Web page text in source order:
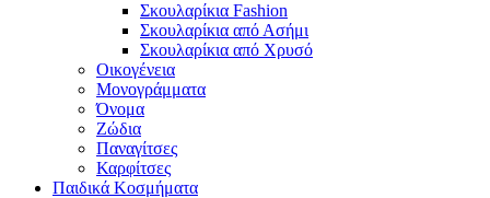
Σκουλαρίκια Fashion
Σκουλαρίκια από Ασήμι
Σκουλαρίκια από Χρυσό
Οικογένεια
Μονογράμματα
Όνομα
Ζώδια
Παναγίτσες
Καρφίτσες
Παιδικά Κοσμήματα